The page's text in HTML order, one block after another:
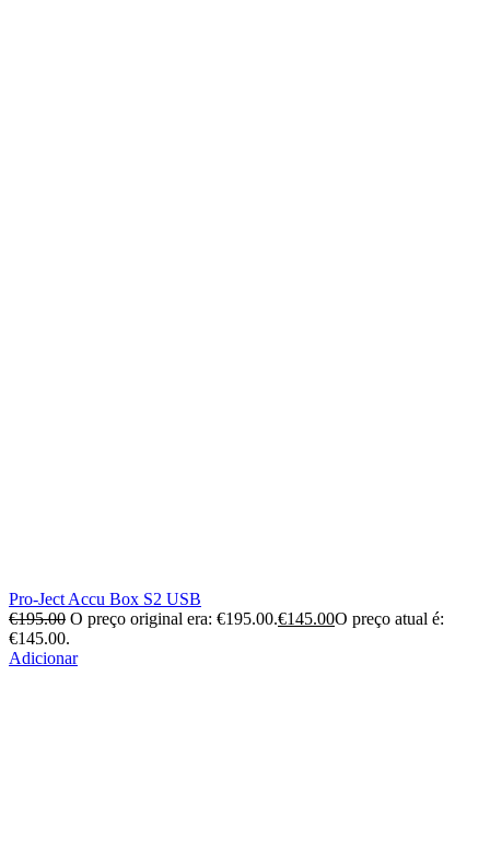
Pro-Ject Accu Box S2 USB
€195.00 O preço original era: €195.00.€145.00O preço atual é:
€145.00.
Adicionar